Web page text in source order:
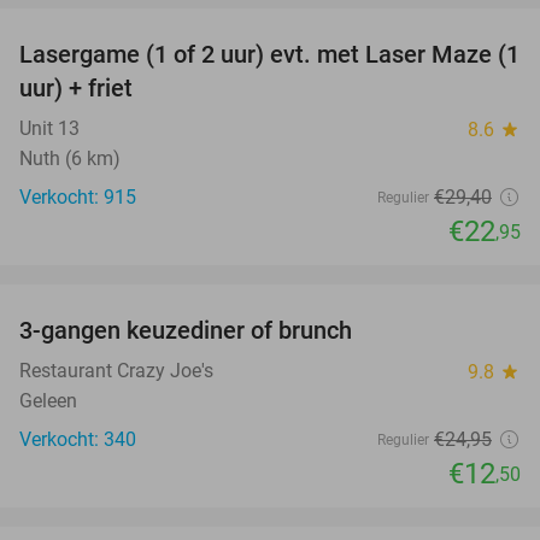
22%
Lasergame (1 of 2 uur) evt. met Laser Maze (1
uur) + friet
Unit 13 8.6 star
Nuth (6 km)
Verkocht: 915
Regulier €29,40
€22,95
3-gangen keuzediner of brunch
Restaurant Crazy Joe's 9.8 star
Geleen
Verkocht: 340
Regulier €24,95
€12,50